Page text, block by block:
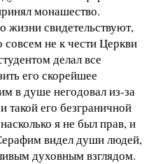
монашество.
жизни свидетельствуют,
не к чести Церкви
делал все
его скорейшее
в душе негодовал из-за
его безграничной
я не был прав, и
видел души людей,
духовным взглядом.